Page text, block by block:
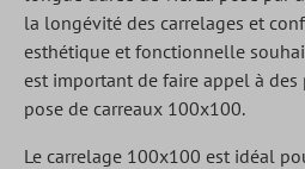
la longévité des carrelages et
esthétique et fonctionnelle
est important de faire appel à
pose de carreaux 100x100.
Le carrelage 100x100 est idéal